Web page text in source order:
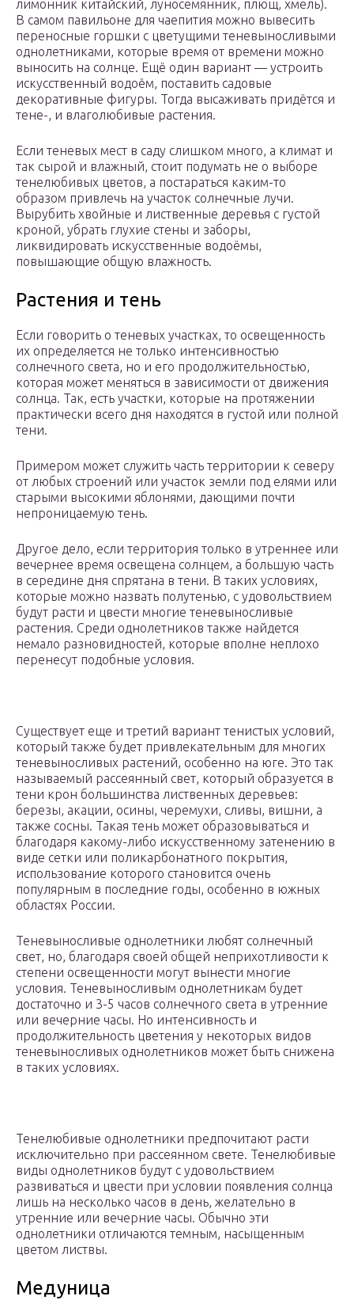
лимонник китайский, луносемянник, плющ, хмель).
В самом павильоне для чаепития можно вывесить
переносные горшки с цветущими теневыносливыми
однолетниками, которые время от времени можно
выносить на солнце. Ещё один вариант — устроить
искусственный водоём, поставить садовые
декоративные фигуры. Тогда высаживать придётся и
тене-, и влаголюбивые растения.
Если теневых мест в саду слишком много, а климат и
так сырой и влажный, стоит подумать не о выборе
тенелюбивых цветов, а постараться каким-то
образом привлечь на участок солнечные лучи.
Вырубить хвойные и лиственные деревья с густой
кроной, убрать глухие стены и заборы,
ликвидировать искусственные водоёмы,
повышающие общую влажность.
Растения и тень
Если говорить о теневых участках, то освещенность
их определяется не только интенсивностью
солнечного света, но и его продолжительностью,
которая может меняться в зависимости от движения
солнца. Так, есть участки, которые на протяжении
практически всего дня находятся в густой или полной
тени.
Примером может служить часть территории к северу
от любых строений или участок земли под елями или
старыми высокими яблонями, дающими почти
непроницаемую тень.
Другое дело, если территория только в утреннее или
вечернее время освещена солнцем, а большую часть
в середине дня спрятана в тени. В таких условиях,
которые можно назвать полутенью, с удовольствием
будут расти и цвести многие теневыносливые
растения. Среди однолетников также найдется
немало разновидностей, которые вполне неплохо
перенесут подобные условия.
Существует еще и третий вариант тенистых условий,
который также будет привлекательным для многих
теневыносливых растений, особенно на юге. Это так
называемый рассеянный свет, который образуется в
тени крон большинства лиственных деревьев:
березы, акации, осины, черемухи, сливы, вишни, а
также сосны. Такая тень может образовываться и
благодаря какому-либо искусственному затенению в
виде сетки или поликарбонатного покрытия,
использование которого становится очень
популярным в последние годы, особенно в южных
областях России.
Теневыносливые однолетники любят солнечный
свет, но, благодаря своей общей неприхотливости к
степени освещенности могут вынести многие
условия. Теневыносливым однолетникам будет
достаточно и 3-5 часов солнечного света в утренние
или вечерние часы. Но интенсивность и
продолжительность цветения у некоторых видов
теневыносливых однолетников может быть снижена
в таких условиях.
Тенелюбивые однолетники предпочитают расти
исключительно при рассеянном свете. Тенелюбивые
виды однолетников будут с удовольствием
развиваться и цвести при условии появления солнца
лишь на несколько часов в день, желательно в
утренние или вечерние часы. Обычно эти
однолетники отличаются темным, насыщенным
цветом листвы.
Медуница